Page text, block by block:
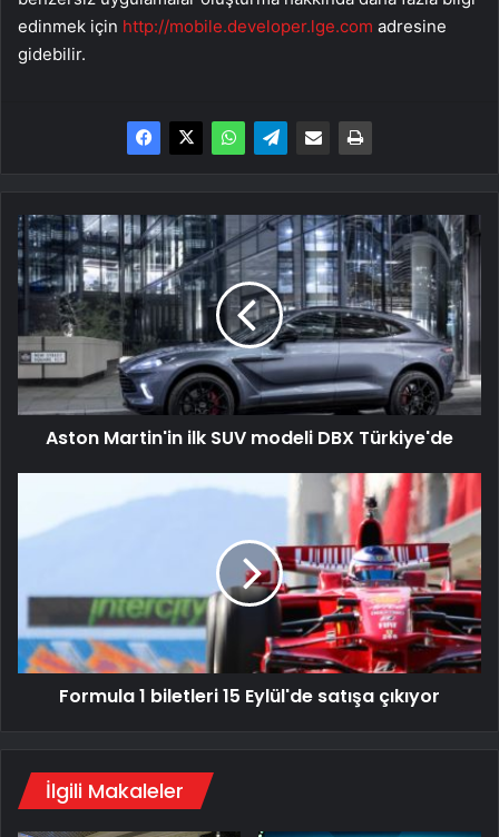
edinmek için http://mobile.developer.lge.com adresine
gidebilir.
Aston
Martin'in
ilk
SUV
modeli
DBX
Türkiye'de
Aston Martin'in ilk SUV modeli DBX Türkiye'de
biletleri
satışa
çıkıyor
Formula 1 biletleri 15 Eylül'de satışa çıkıyor
İlgili Makaleler